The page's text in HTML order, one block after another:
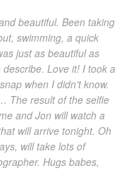
beautiful. Been taking
swimming, a quick
just as beautiful as
Love it! I took a
when I didn’t know.
The result of the selfie
and Jon will watch a
will arrive tonight. Oh
will take lots of
Hugs babes,